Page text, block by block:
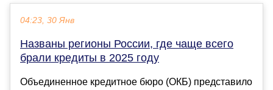
04:23, 30 Янв
Названы регионы России, где чаще всего
брали кредиты в 2025 году
Объединенное кредитное бюро (ОКБ) представило